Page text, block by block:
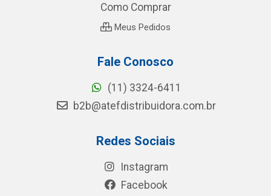
Como Comprar
Meus Pedidos
Fale Conosco
(11) 3324-6411
b2b@atefdistribuidora.com.br
Redes Sociais
Instagram
Facebook